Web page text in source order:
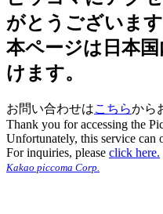
がとうございます
本ページは日本
けます。
お問い合わせはこちらから
Thank you for accessing the
Unfortunately, this service can
For inquiries, please click here.
Kakao piccoma Corp.